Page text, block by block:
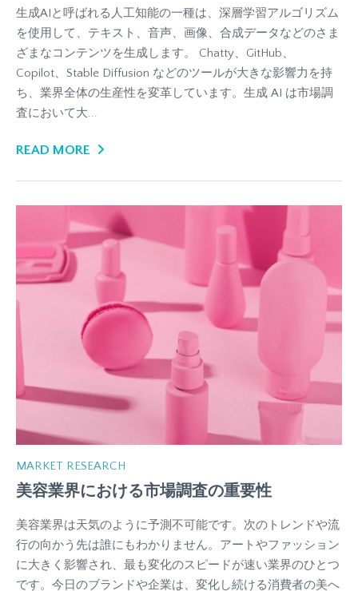
生成AIと呼ばれる人工知能の一種は、深層学習アルゴリズム
を使用して、テキスト、音声、画像、合成データなどのさま
ざまなコンテンツを生成します。 Chatty、GitHub、
Copilot、Stable Diffusion などのツールが大きな影響力を持
ち、業界全体の生産性を変革しています。生成 AI は市場調
査において大...
READ MORE
MARKET RESEARCH
美容業界における市場調査の重要性
美容業界は天気のように予測不可能です。次のトレンドや流
行の向かう先は誰にもわかりません。アートやファッション
に大きく影響され、最も変化のスピードが速い業界のひとつ
です。今日のブランドや企業は、変化し続ける消費者の美へ